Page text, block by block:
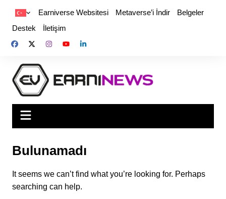
Earniverse Websitesi Metaverse’i İndir
Belgeler
Destek
İletişim
Bulunamadı
It seems we can’t find what you’re looking for. Perhaps
searching can help.